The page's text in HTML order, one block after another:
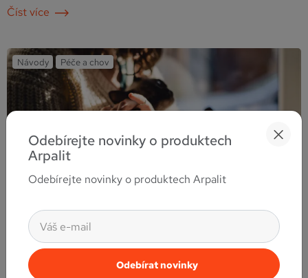
podzim obdobím, kdy je vhodné posílit imunitní systém, aby pes
Číst více
Návody Péče a chov
Prevence 21. srpna, 2025
Domácí kočky a antiparazitika. Proč jsou důležitá?
Mnoho majitelů se domnívá, že kočka žijící pouze doma nepotřebuje
Odebírejte novinky o produktech
Arpalit
Odebírejte novinky o produktech Arpalit